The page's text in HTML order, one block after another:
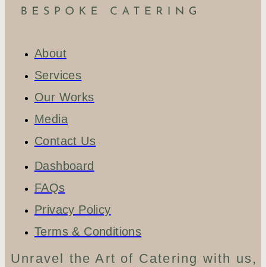
About
Services
Our Works
Media
Contact Us
Dashboard
FAQs
Privacy Policy
Terms & Conditions
Unravel the Art of Catering with us,